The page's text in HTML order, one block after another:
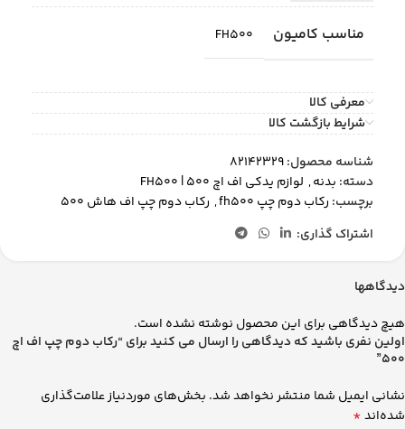
مناسب کامیون FH500
معرفی کالا
شرایط بازگشت کالا
شناسه محصول:82142329
دسته: بدنه, لوازم یدکی اف اچ 500 | FH500
برچسب: رکاب دوم چپ fh500 , رکاب دوم چپ اف هاش 500
اشتراک گذاری:
دیدگاهها
هیچ دیدگاهی برای این محصول نوشته نشده است.
اولین نفری باشید که دیدگاهی را ارسال می کنید برای “رکاب دوم چپ اف اچ
500”
نشانی ایمیل شما منتشر نخواهد شد. بخش‌های موردنیاز علامت‌گذاری
شده‌اند*